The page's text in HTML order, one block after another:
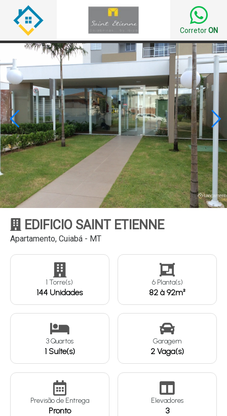
CorretorON
 
EDIFICIO SAINT ETIENNE
Apartamento, Cuiabá - MT
1 Torre(s)
144 Unidades
6 Planta(s)
82 à 92m²
3 Quartos
1 Suíte(s)
Garagem
2 Vaga(s)
Previsão de Entrega
Pronto
Elevadores
3
Continuar